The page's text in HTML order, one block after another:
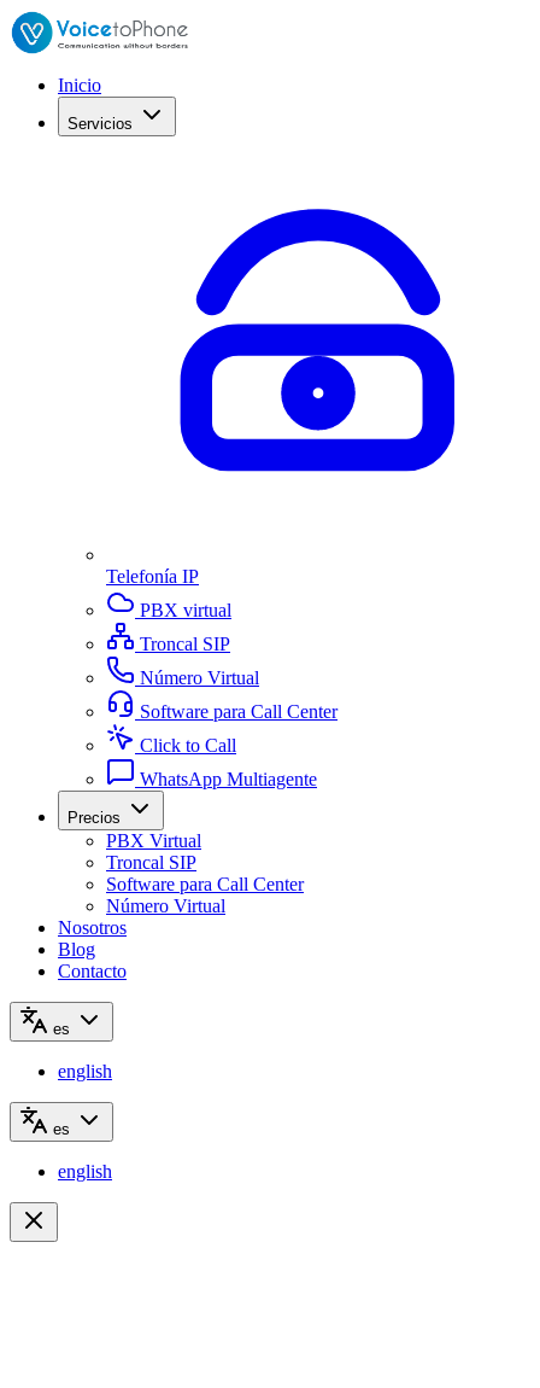
Inicio
Servicios
Telefonía IP
PBX virtual
Troncal SIP
Número Virtual
Software para Call Center
Click to Call
WhatsApp Multiagente
Precios
PBX Virtual
Troncal SIP
Software para Call Center
Número Virtual
Nosotros
Blog
Contacto
es
english
es
english